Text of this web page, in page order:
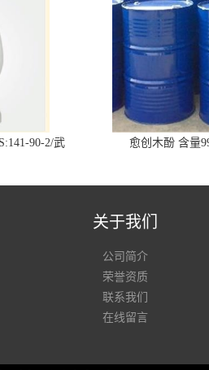
90-2/武
愈创木酚 含量
关于我们
公司简介
荣誉资质
联系我们
在线留言